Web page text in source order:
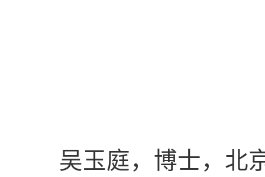
吴玉庭，博士，北京